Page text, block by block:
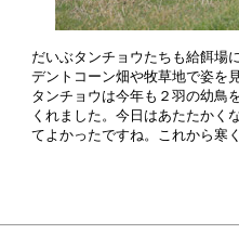
だいぶタンチョウたちも給餌場
デントコーン畑や牧草地で姿を
タンチョウは今年も２羽の幼鳥
くれました。今日はあたたかく